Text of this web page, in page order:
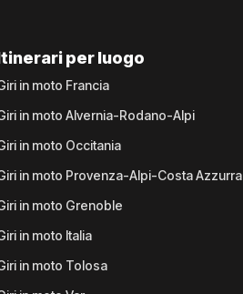
per luogo
in moto Francia
in moto Alvernia-Rodano-Alpi
in moto Occitania
in moto Provenza-Alpi-Costa Azzurra
in moto Grenoble
in moto Italia
in moto Tolosa